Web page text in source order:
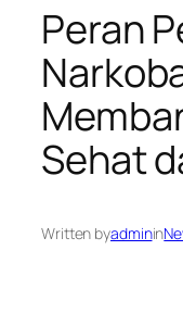
Peran
Sehat
Written byadminin